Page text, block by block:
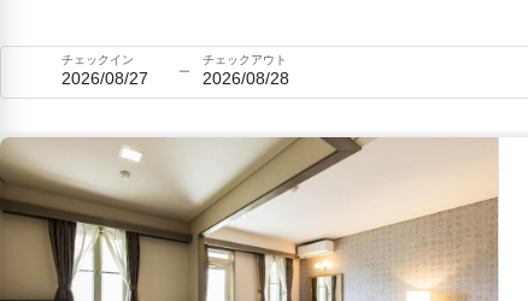
チェックイン
2026/08/27
チェックアウト
2026/08/28